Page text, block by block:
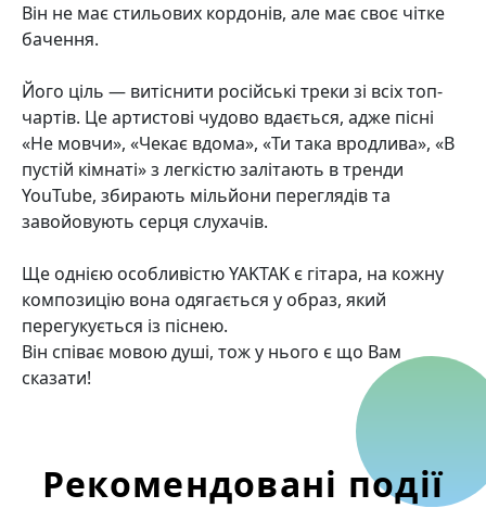
Він не має стильових кордонів, але має своє чітке
бачення.
Його ціль — витіснити російські треки зі всіх топ-
чартів. Це артистові чудово вдається, адже пісні
«Не мовчи», «Чекає вдома», «Ти така вродлива», «В
пустій кімнаті» з легкістю залітають в тренди
YouTube, збирають мільйони переглядів та
завойовують серця слухачів.
Ще однією особливістю YAKTAK є гітара, на кожну
композицію вона одягається у образ, який
перегукується із піснею.
Він співає мовою душі, тож у нього є що Вам
сказати!
Рекомендовані події